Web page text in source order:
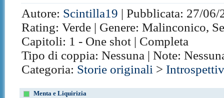
Autore: Scintilla19 | Pubblicata: 27/
Rating: Verde | Genere: Malinconico,
Capitoli: 1 - One shot | Completa
Tipo di coppia: Nessuna | Note:
Categoria: Storie originali >
Menta e Liquirizia